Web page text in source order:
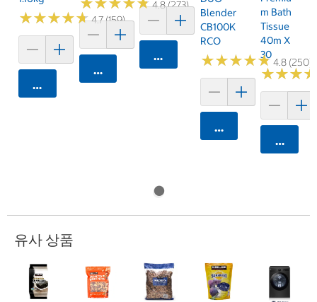
★★★★★
★★★★★4.7 (159)
카트에 담기
4.8 (273)
카트에 담기
카트에 담기
Blender
CB100K
RCO
★★★★★
★★★★★4.8 (250)
카트에 담기
M Bath
Tissue
40m X
30
★★★
★★★
카트에
유사 상품